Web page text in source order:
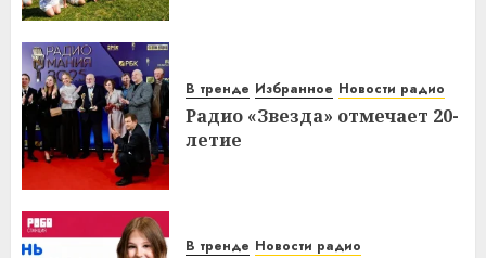
В тренде Избранное Новости радио
Радио «Звезда» отмечает 20-
летие
В тренде Новости радио